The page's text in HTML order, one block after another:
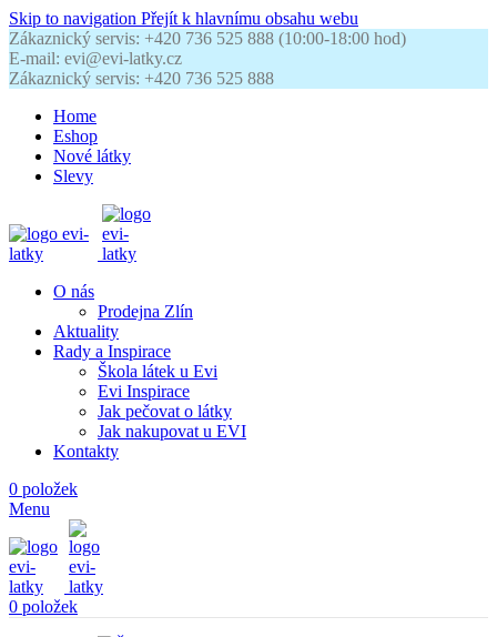
Skip to navigation Přejít k hlavnímu obsahu webu
Zákaznický servis: +420 736 525 888 (10:00-18:00 hod)
E-mail: evi@evi-latky.cz
Zákaznický servis: +420 736 525 888
Home
Eshop
Nové látky
Slevy
O nás
Prodejna Zlín
Aktuality
Rady a Inspirace
Škola látek u Evi
Evi Inspirace
Jak pečovat o látky
Jak nakupovat u EVI
Kontakty
0 položek
Menu
0 položek